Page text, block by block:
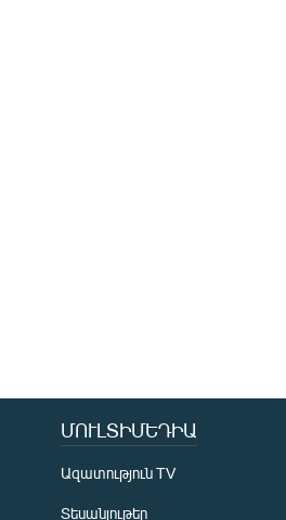
ՄՈՒԼՏԻՄԵԴԻԱ
Ազատություն TV
Տեսանյութեր